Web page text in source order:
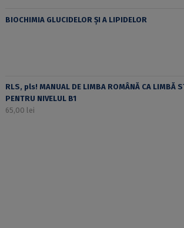
BIOCHIMIA GLUCIDELOR ȘI A LIPIDELOR
RLS, pls! MANUAL DE LIMBA ROMÂNĂ CA LIMBĂ
PENTRU NIVELUL B1
65,00 lei